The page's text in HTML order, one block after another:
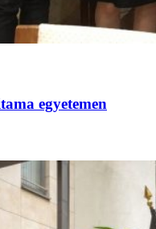
egyetemen